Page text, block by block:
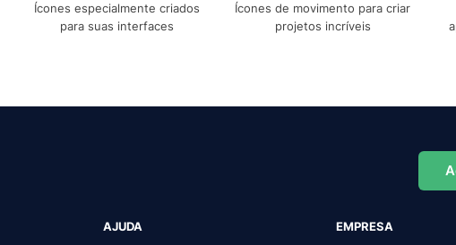
Ícones especialmente criados
para suas interfaces
Ícones de movimento para criar
projetos incríveis
AJUDA EMPRESA